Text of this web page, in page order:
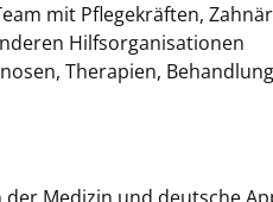
mit Pflegekräften,
Hilfsorganisationen
Therapien,